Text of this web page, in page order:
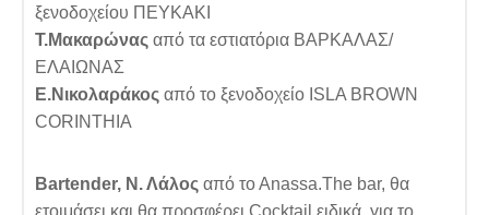
ξενοδοχείου ΠΕΥΚΑΚΙ
Τ.Μακαρώνας από τα εστιατόρια ΒΑΡΚΑΛΑΣ/
ΕΛΑΙΩΝΑΣ
Ε.Νικολαράκος από το ξενοδοχείο ISLA BROWN
CORINTHIA
Bartender, Ν. Λάλος από το Αnassa.The bar, θα
ετοιμάσει και θα προσφέρει Cocktail ειδικά για το